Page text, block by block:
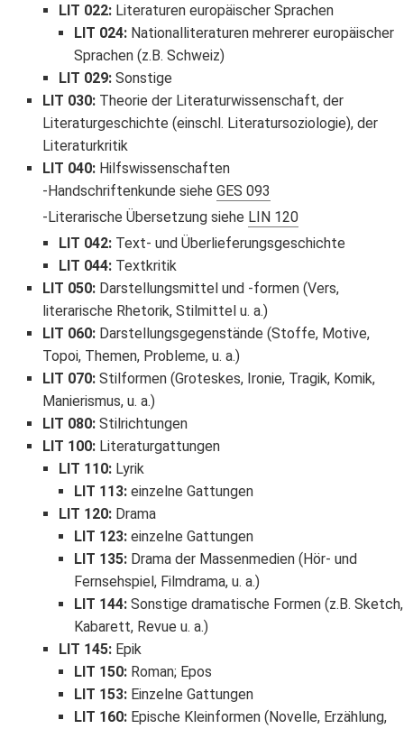
LIT 022:Literaturen europäischer Sprachen
LIT 024: Nationalliteraturen mehrerer europäischer
Sprachen (z.B. Schweiz)
LIT 029:Sonstige
LIT 030: Theorie der Literaturwissenschaft, der
Literaturgeschichte (einschl. Literatursoziologie), der
Literaturkritik
LIT 040: Hilfswissenschaften
Handschriftenkunde sieheGES 093
Literarische Übersetzung siehe LIN 120
LIT 042:Text- und Überlieferungsgeschichte
LIT 044:Textkritik
LIT 050: Darstellungsmittel und -formen (Vers,
literarische Rhetorik, Stilmittel u. a.)
LIT 060: Darstellungsgegenstände (Stoffe, Motive,
Topoi, Themen, Probleme, u. a.)
LIT 070: Stilformen (Groteskes, Ironie, Tragik, Komik,
Manierismus, u. a.)
LIT 080: Stilrichtungen
LIT 100: Literaturgattungen
LIT 110:Lyrik
LIT 113: einzelne Gattungen
LIT 120:Drama
LIT 123: einzelne Gattungen
LIT 135: Drama der Massenmedien (Hör- und
Fernsehspiel, Filmdrama, u. a.)
LIT 144: Sonstige dramatische Formen (z.B. Sketch,
Kabarett, Revue u. a.)
LIT 145:Epik
LIT 150: Roman; Epos
LIT 153: Einzelne Gattungen
LIT 160: Epische Kleinformen (Novelle, Erzählung,